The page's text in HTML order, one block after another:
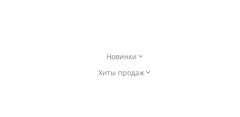
Новинки
Хиты продаж